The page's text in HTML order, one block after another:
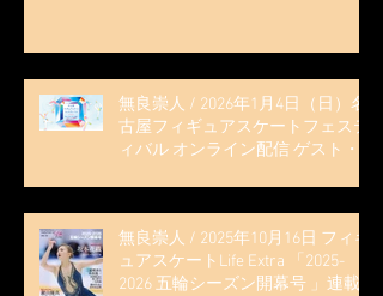
無良崇人 / 2026年1月4日（日）名
古屋フィギュアスケートフェステ
ィバル オンライン配信 ゲスト・
無良崇人 / 2025年10月16日 フィギ
ュアスケートLife Extra 「2025-
2026 五輪シーズン開幕号 」連載